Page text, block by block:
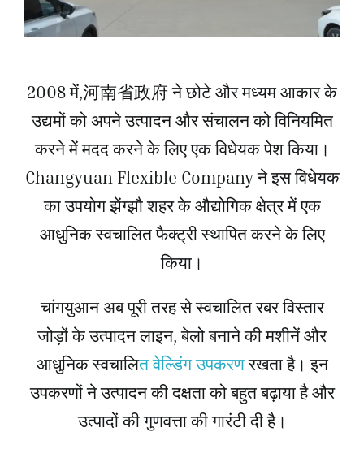
2008 में,河南省政府 ने छोटे और मध्यम आकार के
उद्यमों को अपने उत्पादन और संचालन को विनियमित
करने में मदद करने के लिए एक विधेयक पेश किया।
Changyuan Flexible Company ने इस विधेयक
का उपयोग झेंग्झौ शहर के औद्योगिक क्षेत्र में एक
आधुनिक स्वचालित फैक्ट्री स्थापित करने के लिए
किया।
चांगयुआन अब पूरी तरह से स्वचालित रबर विस्तार
जोड़ों के उत्पादन लाइन, बेलो बनाने की मशीनें और
आधुनिक स्वचालित वेल्डिंग उपकरणरखता है। इन
उपकरणों ने उत्पादन की दक्षता को बहुत बढ़ाया है और
उत्पादों की गुणवत्ता की गारंटी दी है।